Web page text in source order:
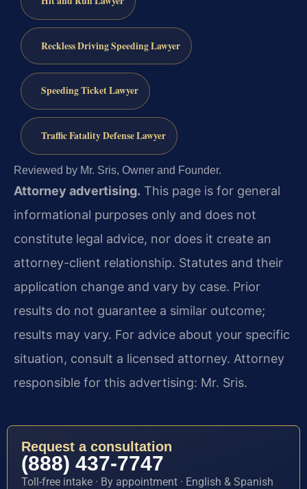
Reckless Driving Speeding Lawyer
Speeding Ticket Lawyer
Traffic Fatality Defense Lawyer
Reviewed by Mr. Sris, Owner and Founder.
Attorney advertising. This page is for general
informational purposes only and does not
constitute legal advice, nor does it create an
attorney-client relationship. Statutes and their
application change and vary by case. Prior
results do not guarantee a similar outcome;
results may vary. For advice about your specific
situation, consult a licensed attorney. Attorney
responsible for this advertising: Mr. Sris.
Request a consultation
(888) 437-7747
Toll-free intake · By appointment · English & Spanish